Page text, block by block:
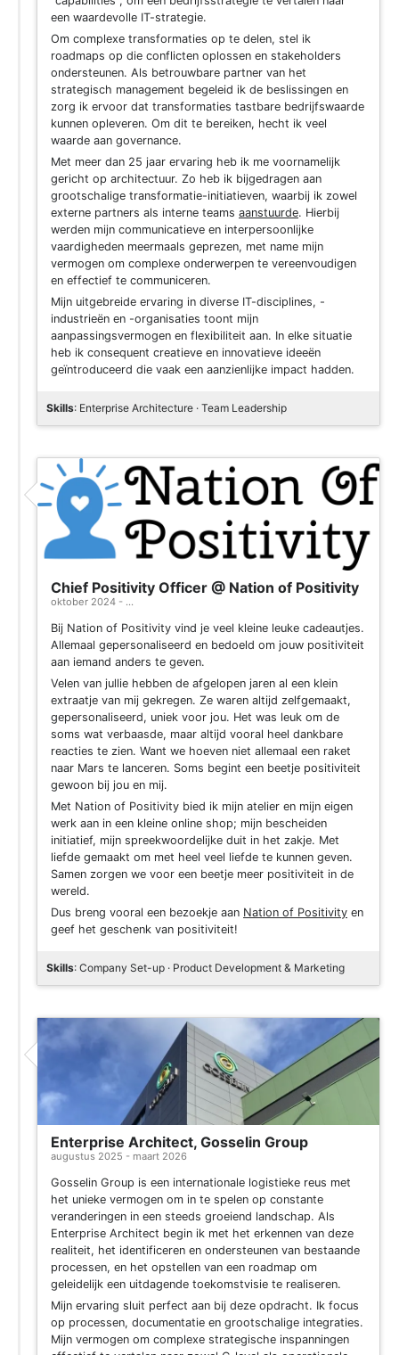
een waardevolle IT-strategie.
Om complexe transformaties op te delen, stel ik
roadmaps op die conflicten oplossen en stakeholders
ondersteunen. Als betrouwbare partner van het
strategisch management begeleid ik de beslissingen en
zorg ik ervoor dat transformaties tastbare bedrijfswaarde
kunnen opleveren. Om dit te bereiken, hecht ik veel
waarde aan governance.
Met meer dan 25 jaar ervaring heb ik me voornamelijk
gericht op architectuur. Zo heb ik bijgedragen aan
grootschalige transformatie-initiatieven, waarbij ik zowel
externe partners als interne teams aanstuurde. Hierbij
werden mijn communicatieve en interpersoonlijke
vaardigheden meermaals geprezen, met name mijn
vermogen om complexe onderwerpen te vereenvoudigen
en effectief te communiceren.
Mijn uitgebreide ervaring in diverse IT-disciplines, -
industrieën en -organisaties toont mijn
aanpassingsvermogen en flexibiliteit aan. In elke situatie
heb ik consequent creatieve en innovatieve ideeën
geïntroduceerd die vaak een aanzienlijke impact hadden.
Skills: Enterprise Architecture · Team Leadership
Chief Positivity Officer @ Nation of Positivity
oktober 2024 - ...
Bij Nation of Positivity vind je veel kleine leuke cadeautjes.
Allemaal gepersonaliseerd en bedoeld om jouw positiviteit
aan iemand anders te geven.
Velen van jullie hebben de afgelopen jaren al een klein
extraatje van mij gekregen. Ze waren altijd zelfgemaakt,
gepersonaliseerd, uniek voor jou. Het was leuk om de
soms wat verbaasde, maar altijd vooral heel dankbare
reacties te zien. Want we hoeven niet allemaal een raket
naar Mars te lanceren. Soms begint een beetje positiviteit
gewoon bij jou en mij.
Met Nation of Positivity bied ik mijn atelier en mijn eigen
werk aan in een kleine online shop; mijn bescheiden
initiatief, mijn spreekwoordelijke duit in het zakje. Met
liefde gemaakt om met heel veel liefde te kunnen geven.
Samen zorgen we voor een beetje meer positiviteit in de
wereld.
Dus breng vooral een bezoekje aan Nation of Positivity en
geef het geschenk van positiviteit!
Skills: Company Set-up · Product Development & Marketing
Enterprise Architect, Gosselin Group
augustus 2025 - maart 2026
Gosselin Group is een internationale logistieke reus met
het unieke vermogen om in te spelen op constante
veranderingen in een steeds groeiend landschap. Als
Enterprise Architect begin ik met het erkennen van deze
realiteit, het identificeren en ondersteunen van bestaande
processen, en het opstellen van een roadmap om
geleidelijk een uitdagende toekomstvisie te realiseren.
Mijn ervaring sluit perfect aan bij deze opdracht. Ik focus
op processen, documentatie en grootschalige integraties.
Mijn vermogen om complexe strategische inspanningen